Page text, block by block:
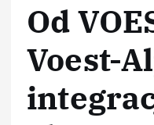
Od
Voest-